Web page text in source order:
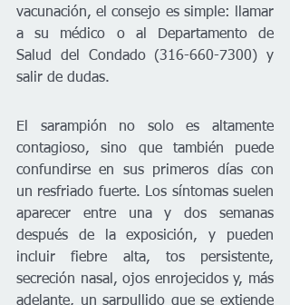
vacunación, el consejo es simple: llamar
a su médico o al Departamento de
Salud del Condado (316-660-7300) y
salir de dudas.
El sarampión no solo es altamente
contagioso, sino que también puede
confundirse en sus primeros días con
un resfriado fuerte. Los síntomas suelen
aparecer entre una y dos semanas
después de la exposición, y pueden
incluir fiebre alta, tos persistente,
secreción nasal, ojos enrojecidos y, más
adelante, un sarpullido que se extiende